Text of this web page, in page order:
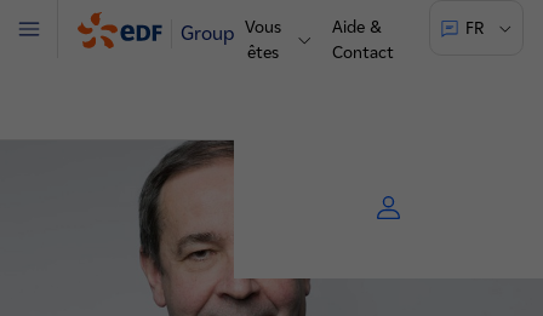
Groupe Vous
êtes
Aide &
Contact
FR
Menu